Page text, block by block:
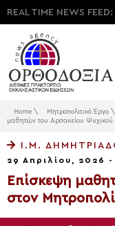
REAL TIME NEWS FEED:
Home \ Μητροπολιτικό Έργο \
μαθητών του Αρσακείου Ψυχικού
Ι.Μ.
29 Απριλίου, 2026
Επίσκεψη
στον